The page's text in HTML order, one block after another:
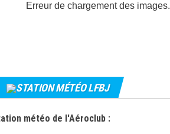
Erreur de chargement des images.
STATION MÉTÉO LFBJ
météo de l'Aéroclub :